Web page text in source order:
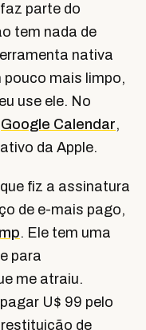
faz parte do
tem nada de
nativa
pouco mais limpo,
use ele. No
Google Calendar,
da Apple.
fiz a assinatura
de e-mais pago,
. Ele tem uma
para
me atraiu.
U$ 99 pelo
de